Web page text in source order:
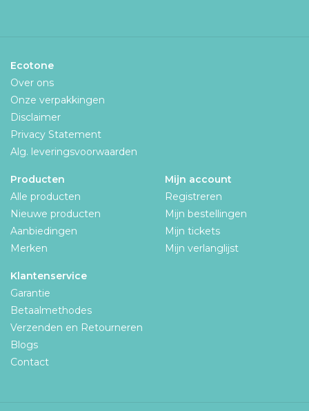
Ecotone
Over ons
Onze verpakkingen
Disclaimer
Privacy Statement
Alg. leveringsvoorwaarden
Producten
Alle producten
Nieuwe producten
Aanbiedingen
Merken
Mijn account
Registreren
Mijn bestellingen
Mijn tickets
Mijn verlanglijst
Klantenservice
Garantie
Betaalmethodes
Verzenden en Retourneren
Blogs
Contact